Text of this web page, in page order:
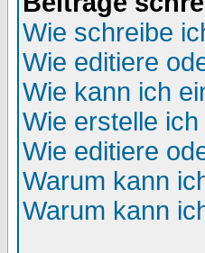
Wie schreibe
Wie editiere
Wie kann ich
Wie erstelle
Wie editiere
Warum kann
Warum kann